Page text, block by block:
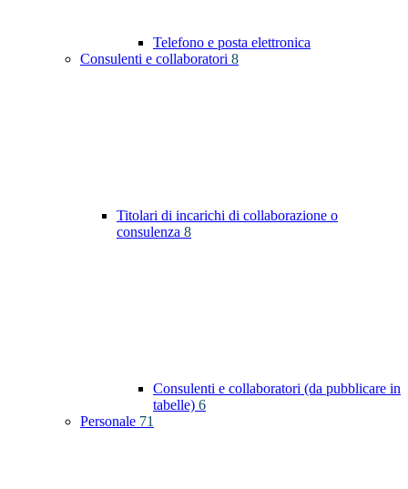
Telefono e posta elettronica
Consulenti e collaboratori 8
Titolari di incarichi di collaborazione o
consulenza 8
Consulenti e collaboratori (da pubblicare in
tabelle) 6
Personale 71